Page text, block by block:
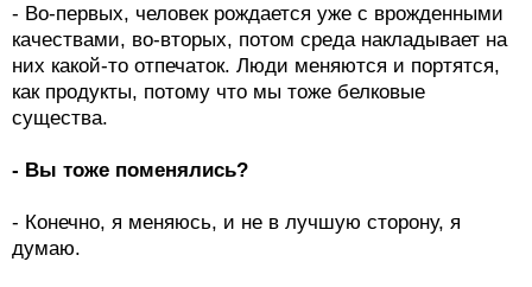
- Во-первых, человек рождается уже с врожденными
качествами, во-вторых, потом среда накладывает на
них какой-то отпечаток. Люди меняются и портятся,
как продукты, потому что мы тоже белковые
существа.
- Вы тоже поменялись?
- Конечно, я меняюсь, и не в лучшую сторону, я
думаю.